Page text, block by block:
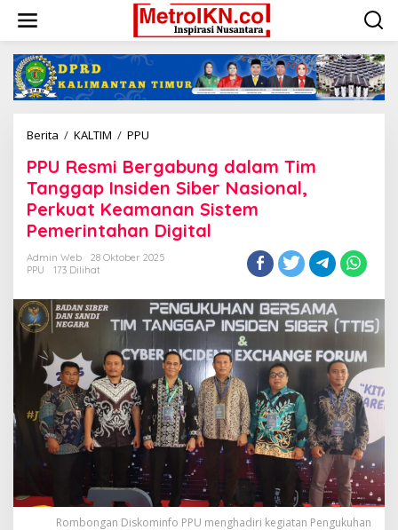
konten
Berita / KALTIM / PPU
Bergabung
dalam
Tim
Tanggap
Insiden
Siber
Nasional,
Sistem
Pemerintahan
Digital
PPU Resmi Bergabung dalam Tim
Tanggap Insiden Siber Nasional,
Perkuat Keamanan Sistem
Pemerintahan Digital
Admin Web
28 Oktober 2025
PPU
173 Dilihat
Rombongan Diskominfo PPU menghadiri kegiatan Pengukuhan